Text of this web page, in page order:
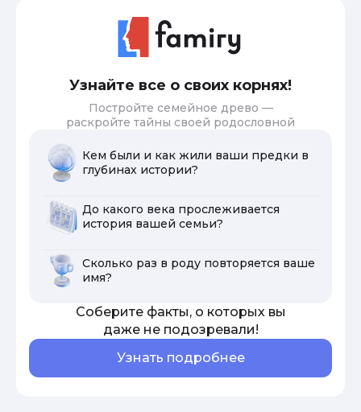
Узнайте все о своих корнях!
Постройте семейное древо —
раскройте тайны своей родословной
Кем были и как жили ваши предки в
глубинах истории?
До какого века прослеживается
история вашей семьи?
Сколько раз в роду повторяется ваше
имя?
Соберите факты, о которых вы
даже не подозревали!
Узнать подробнее